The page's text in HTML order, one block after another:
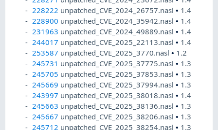
228222 unpatched_CVE_2024_26757.nasl• 1.4
228900 unpatched_CVE_2024_35942.nasl• 1.4
231963 unpatched_CVE_2024_49889.nasl• 1.4
244017 unpatched_CVE_2025_22113.nasl• 1.4
253587 unpatched_CVE_2025_3770.nasl• 1.2
245731 unpatched_CVE_2025_37775.nasl• 1.3
245705 unpatched_CVE_2025_37853.nasl• 1.3
245669 unpatched_CVE_2025_37994.nasl• 1.3
243997 unpatched_CVE_2025_38018.nasl• 1.4
245663 unpatched_CVE_2025_38136.nasl• 1.3
245667 unpatched_CVE_2025_38206.nasl• 1.3
245712 unpatched_CVE_2025_38254.nasl• 1.3